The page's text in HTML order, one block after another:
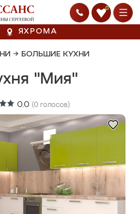
0
ЯХРОМА
→ БОЛЬШИЕ КУХНИ
"Мия"
0.0 (0 голосов)